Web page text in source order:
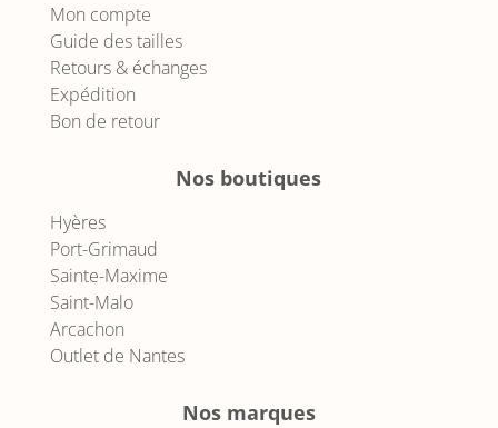
Mon compte
Guide des tailles
Retours & échanges
Expédition
Bon de retour
Nos boutiques
Hyères
Port-Grimaud
Sainte-Maxime
Saint-Malo
Arcachon
Outlet de Nantes
Nos marques